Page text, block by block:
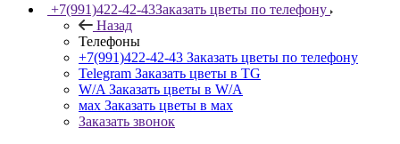
+7(991)422-42-43Заказать цветы по телефону
Назад
Телефоны
+7(991)422-42-43 Заказать цветы по телефону
Telegram Заказать цветы в TG
W/A Заказать цветы в W/A
мах Заказать цветы в мах
Заказать звонок